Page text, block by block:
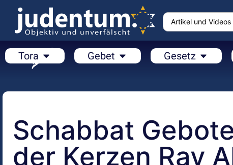
Tora Gebet Gesetz
Schabbat
der Kerzen Rav